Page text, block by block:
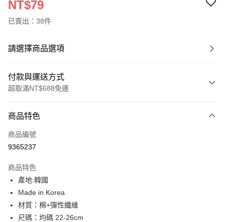
NT$79
已賣出：38件
請選擇商品選項
付款與運送方式
超取滿NT$688免運
信用卡一次付款
超商取貨付款
Apple Pay
街口支付
悠遊付
商品特色
商品編號
9365237
商品特色
產地:韓國
Made in Korea
材質：棉+彈性纖維
尺碼：均碼 22-26cm